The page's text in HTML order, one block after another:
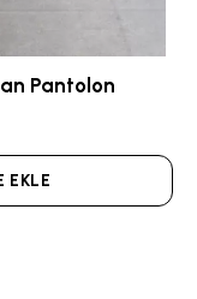
Pantolon
EKLE